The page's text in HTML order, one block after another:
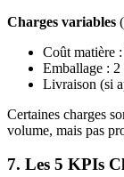
Charges variables
Coût matière
Emballage :
Livraison (si
Certaines charges
volume, mais pas
7. Les 5 KPIs